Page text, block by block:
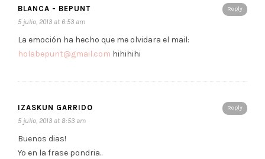
Reply
BLANCA - BEPUNT
5 julio, 2013 at 6:53 am
La emoción ha hecho que me olvidara el mail:
holabepunt@gmail.com hihihihi
Reply
IZASKUN GARRIDO
5 julio, 2013 at 8:53 am
Buenos dias!
Yo en la frase pondria..